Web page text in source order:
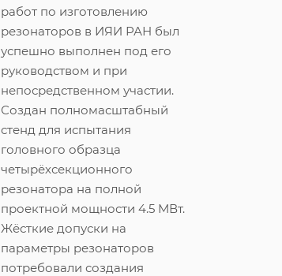
работ по изготовлению
резонаторов в ИЯИ РАН был
успешно выполнен под его
руководством и при
непосредственном участии.
Создан полномасштабный
стенд для испытания
головного образца
четырёхсекционного
резонатора на полной
проектной мощности 4.5 МВт.
Жёсткие допуски на
параметры резонаторов
потребовали создания